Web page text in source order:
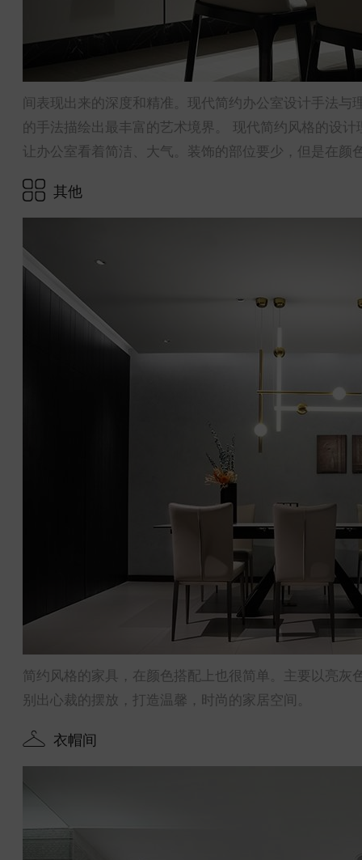
间表现出来的深度和精准。现代简约办公室设计手法
的手法描绘出最丰富的艺术境界。 现代简约风格的设
让办公室看着简洁、大气。装饰的部位要少，但是在颜
其他
简约风格的家具，在颜色搭配上也很简单。主要以亮
别出心裁的摆放，打造温馨，时尚的家居空间。
衣帽间